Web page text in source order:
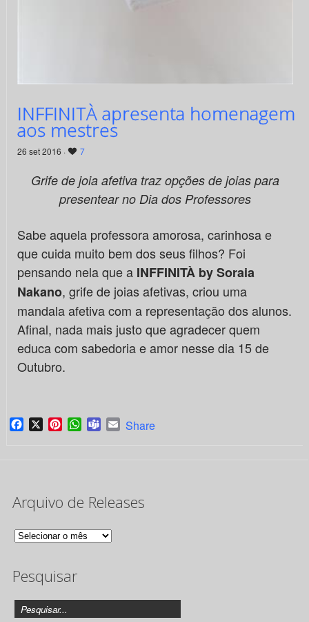
INFFINITÀ apresenta homenagem
aos mestres
26 set 2016 · 7
Grife de joia afetiva traz opções de joias para
presentearno Dia dos Professores
Sabe aquela professora amorosa, carinhosa e
que cuida muito bem dos seus filhos? Foi
pensando nela que a INFFINITÀ by Soraia
Nakano, grife de joias afetivas, criou uma
mandala afetiva com a representação dos alunos.
Afinal, nada mais justo que agradecer quem
educa com sabedoria e amor nesse dia 15 de
Outubro.
Facebook
X PinterestWhatsApp
TeamsEmail
Share
Arquivo de Releases
Arquivo
Releases
Pesquisar